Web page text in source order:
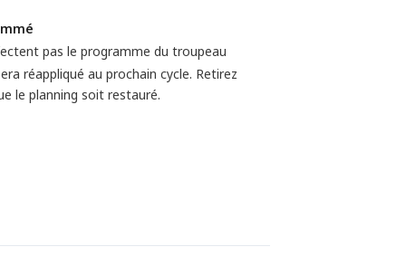
pas le programme du troupeau
réappliqué au prochain cycle. Retirez
le planning soit restauré.